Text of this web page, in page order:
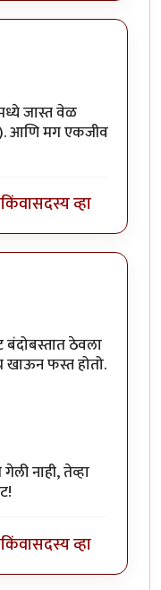
जास्त वेळ
आणि मग एकजीव
किंवासदस्य व्हा
ठेवला
खाऊन फस्त होतो.
नाही, तेव्हा
किंवासदस्य व्हा